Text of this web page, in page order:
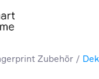
Zubehör